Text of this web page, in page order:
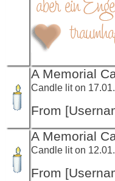
A Memorial
Candle lit on
From
A Memorial
Candle lit on
From